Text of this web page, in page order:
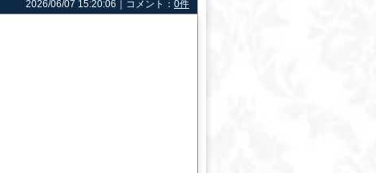
2026/06/07 15:20:06｜コメント： 0件